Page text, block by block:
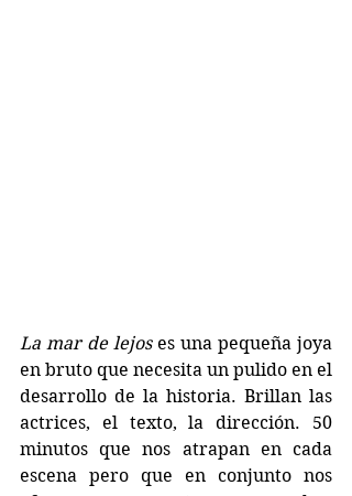
La mar de lejos es una pequeña joya
en bruto que necesita un pulido en el
desarrollo de la historia. Brillan las
actrices, el texto, la dirección. 50
minutos que nos atrapan en cada
escena pero que en conjunto nos